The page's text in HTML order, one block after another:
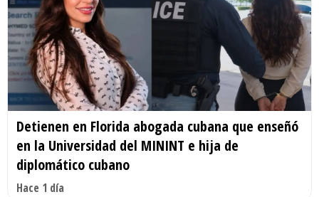
Detienen en Florida abogada cubana que enseñó
en la Universidad del MININT e hija de
diplomático cubano
Hace 1 día